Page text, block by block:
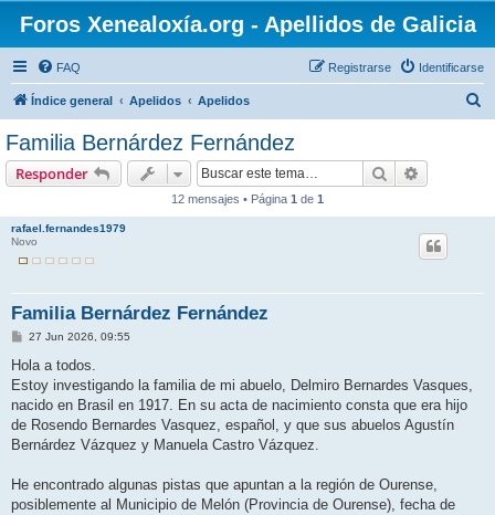
Foros Xenealoxía.org - Apellidos de Galicia
FAQ Identificarse
Registrarse
Índice general Apelidos Apelidos
Familia Bernárdez Fernández
Responder Buscar
12 mensajes • Página 1 de 1
rafael.fernandes1979
Novo
Familia Bernárdez Fernández
M
n
a
j
27 Jun 2026, 09:55
Hola a todos.
Estoy investigando la familia de mi abuelo, Delmiro Bernardes Vasques,
nacido en Brasil en 1917. En su acta de nacimiento consta que era hijo
de Rosendo Bernardes Vasquez, español, y que sus abuelos Agustín
Bernárdez Vázquez y Manuela Castro Vázquez.
He encontrado algunas pistas que apuntan a la región de Ourense,
posiblemente al Municipio de Melón (Provincia de Ourense), fecha de